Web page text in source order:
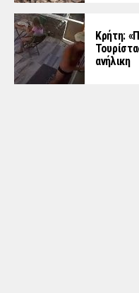
Κρήτη:
ανήλικη